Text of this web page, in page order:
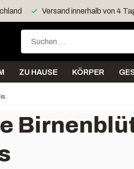
von 4 Tagen Kostenloses
ZU HAUSE KÖRPER